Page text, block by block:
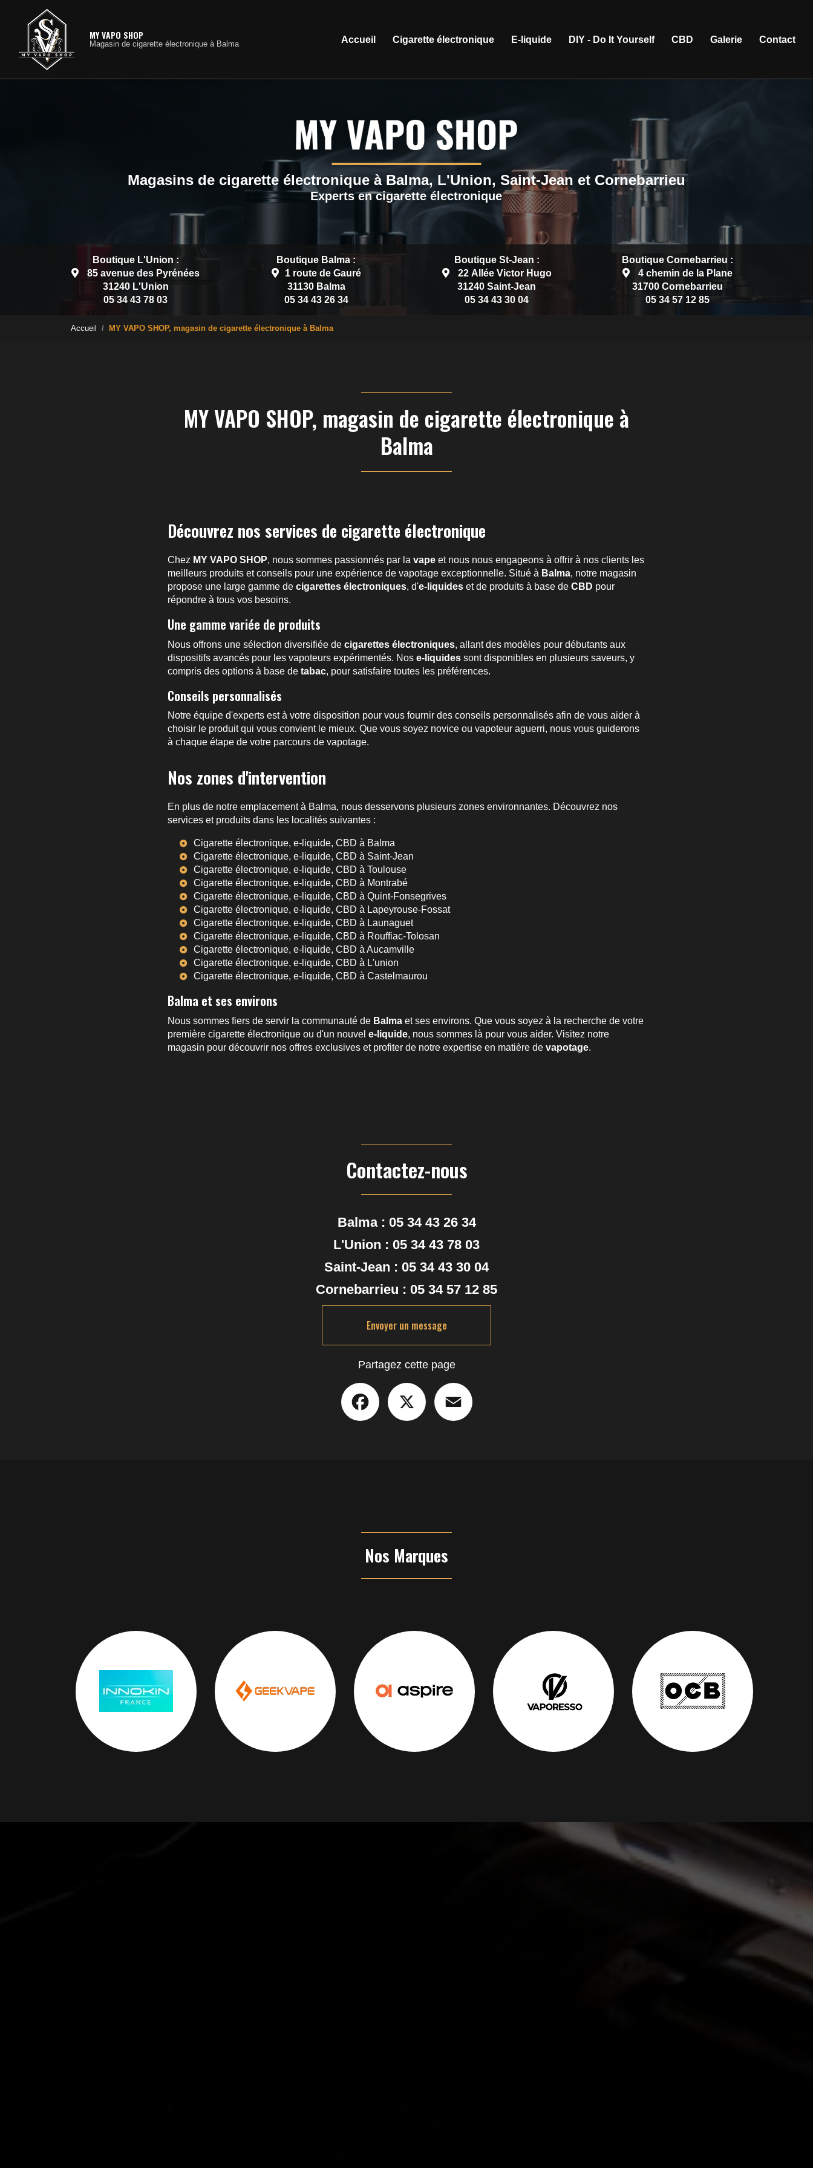
principal
MY VAPO SHOP
Magasin de cigarette électronique à Balma Accueil Cigarette électronique E-liquide DIY - Do It Yourself CBD Galerie Contact
Magasins de cigarette électronique à Balma, L'Union, Saint-Jean et Cornebarrieu
Experts en cigarette électronique
Boutique L'Union :
85 avenue des Pyrénées
31240 L'Union
05 34 43 78 03
Boutique Balma :
1 route de Gauré
31130 Balma
05 34 43 26 34
Boutique St-Jean :
22 Allée Victor Hugo
31240 Saint-Jean
05 34 43 30 04
Boutique Cornebarrieu :
4 chemin de la Plane
31700 Cornebarrieu
05 34 57 12 85
Accueil MY VAPO SHOP, magasin de cigarette électronique à Balma
MY VAPO SHOP, magasin de cigarette électronique à
Balma
Découvrez nos services de cigarette électronique
Chez MY VAPO SHOP, nous sommes passionnés par la vape et nous nous engageons à offrir à nos clients les
meilleurs produits et conseils pour une expérience de vapotage exceptionnelle. Situé à Balma, notre magasin
propose une large gamme de cigarettes électroniques, d'e-liquides et de produits à base de CBD pour
répondre à tous vos besoins.
Une gamme variée de produits
Nous offrons une sélection diversifiée de cigarettes électroniques, allant des modèles pour débutants aux
dispositifs avancés pour les vapoteurs expérimentés. Nos e-liquides sont disponibles en plusieurs saveurs, y
compris des options à base de tabac, pour satisfaire toutes les préférences.
Conseils personnalisés
Notre équipe d'experts est à votre disposition pour vous fournir des conseils personnalisés afin de vous aider à
choisir le produit qui vous convient le mieux. Que vous soyez novice ou vapoteur aguerri, nous vous guiderons
à chaque étape de votre parcours de vapotage.
Nos zones d'intervention
En plus de notre emplacement à Balma, nous desservons plusieurs zones environnantes. Découvrez nos
services et produits dans les localités suivantes :
Cigarette électronique, e-liquide, CBD à Balma
Cigarette électronique, e-liquide, CBD à Saint-Jean
Cigarette électronique, e-liquide, CBD à Toulouse
Cigarette électronique, e-liquide, CBD à Montrabé
Cigarette électronique, e-liquide, CBD à Quint-Fonsegrives
Cigarette électronique, e-liquide, CBD à Lapeyrouse-Fossat
Cigarette électronique, e-liquide, CBD à Launaguet
Cigarette électronique, e-liquide, CBD à Rouffiac-Tolosan
Cigarette électronique, e-liquide, CBD à Aucamville
Cigarette électronique, e-liquide, CBD à L'union
Cigarette électronique, e-liquide, CBD à Castelmaurou
Balma et ses environs
Nous sommes fiers de servir la communauté de Balma et ses environs. Que vous soyez à la recherche de votre
première cigarette électronique ou d'un nouvel e-liquide, nous sommes là pour vous aider. Visitez notre
magasin pour découvrir nos offres exclusives et profiter de notre expertise en matière de vapotage.
Contactez-nous
Balma : 05 34 43 26 34
L'Union : 05 34 43 78 03
Saint-Jean : 05 34 43 30 04
Cornebarrieu : 05 34 57 12 85
Envoyer un message
Partagez cette page
Facebook
Nos Marques